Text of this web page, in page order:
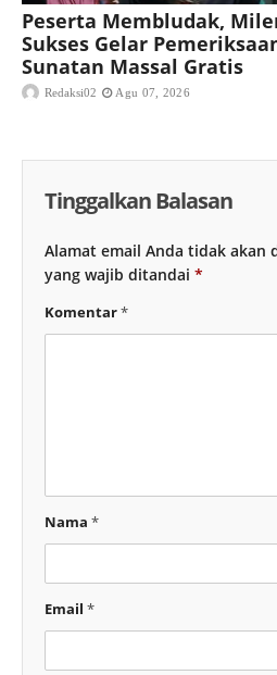
Peserta Membludak,
Sukses Gelar
Sunatan Massal Gratis
Redaksi02 Agu 07, 2026
Tinggalkan Balasan
Alamat email Anda tidak akan
yang wajib ditandai *
Komentar*
Nama *
Email *